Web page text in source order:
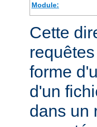
Module:
Cette
forme
d'un
dans un